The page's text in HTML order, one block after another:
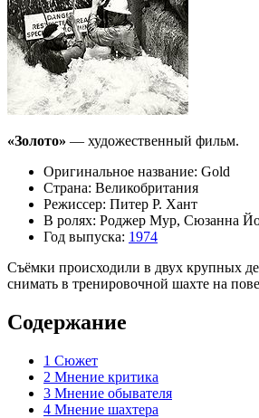
«Золото» — художественный фильм.
Оригинальное название: Gold
Страна: Великобритания
Режиссер: Питер Р. Хант
В ролях: Роджер Мур, Сюзанна
Год выпуска: 1974
Съёмки происходили в двух крупных
снимать в тренировочной шахте на
Содержание
1 Сюжет
2 Мнение критика
3 Мнение обывателя
4 Мнение шахтера